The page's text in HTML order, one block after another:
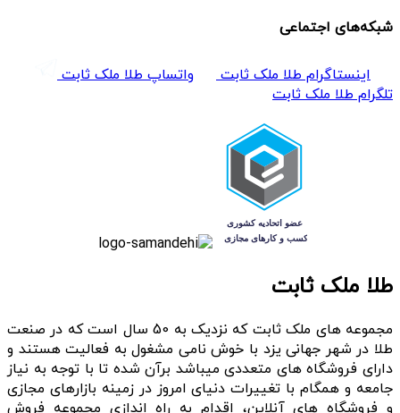
شبکه‌های اجتماعی
اینستاگرام طلا ملک ثابت
واتساپ طلا ملک ثابت
تلگرام طلا ملک ثابت
طلا ملک ثابت
مجموعه های ملک ثابت که نزدیک به 50 سال است که در صنعت
طلا در شهر جهانی یزد با خوش نامی مشغول به فعالیت هستند و
دارای فروشگاه های متعددی میباشد برآن شده تا با توجه به نیاز
جامعه و همگام با تغییرات دنیای امروز در زمینه بازارهای مجازی
و فروشگاه های آنلاین، اقدام به راه اندازی مجموعه فروش